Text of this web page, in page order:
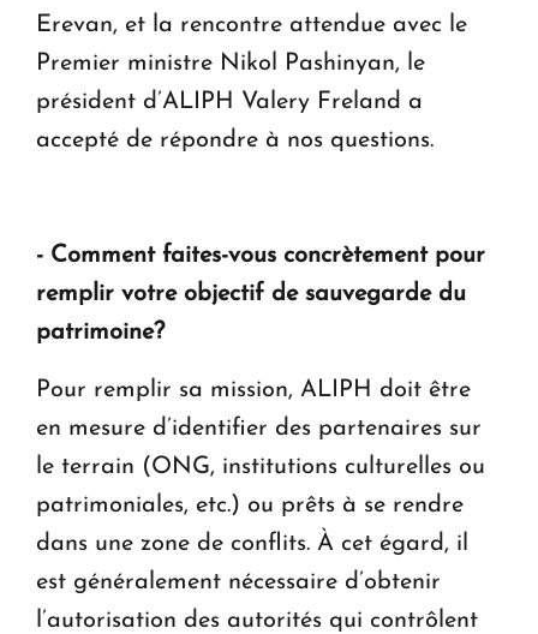
Erevan, et la rencontre attendue avec le
Premier ministre Nikol Pashinyan, le
président d’ALIPH Valery Freland a
accepté de répondre à nos questions.
- Comment faites-vous concrètement pour
remplir votre objectif de sauvegarde du
patrimoine?
Pour remplir sa mission, ALIPH doit être
en mesure d’identifier des partenaires sur
le terrain (ONG, institutions culturelles ou
patrimoniales, etc.) ou prêts à se rendre
dans une zone de conflits. À cet égard, il
est généralement nécessaire d’obtenir
l’autorisation des autorités qui contrôlent